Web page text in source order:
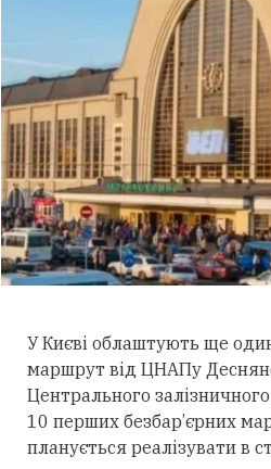
У Києві облаштують ще
маршрут від ЦНАПу
Центрального
10 перших безбар’єрних
планується реалізувати в